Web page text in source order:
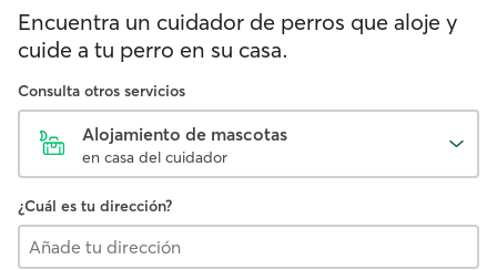
Encuentra un cuidador de perros que aloje y
cuide a tu perro en su casa.
Consulta otros servicios
Alojamiento de mascotas
en casa del cuidador
¿Cuál es tu dirección?